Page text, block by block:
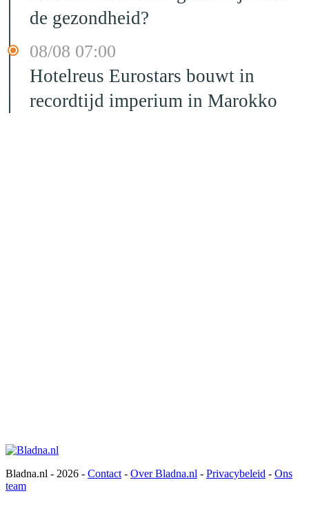
de gezondheid?
08/08 07:00
Hotelreus Eurostars bouwt in
recordtijd imperium in Marokko
Bladna.nl - 2026 - Contact - Over Bladna.nl - Privacybeleid - Ons
team